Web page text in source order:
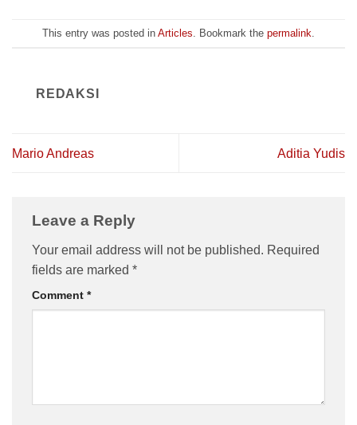
This entry was posted in Articles . Bookmark the permalink
REDAKSI
Mario Andreas Aditia Yudis
Leave a Reply
Your email address will not be published. Required
fields are marked *
Comment *